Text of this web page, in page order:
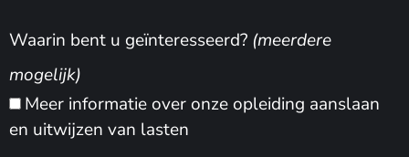
Waarin bent u geïnteresseerd? (meerdere
mogelijk)
Meer informatie over onze opleiding aanslaan
en uitwijzen van lasten